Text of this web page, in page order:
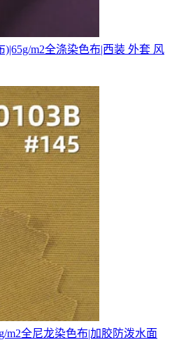
m2全涤染色布|西装 外套 风
m2全尼龙染色布|加胶防泼水面